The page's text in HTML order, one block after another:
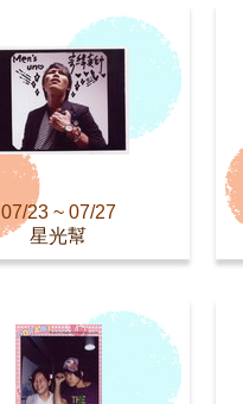
07/23 ~ 07/27
星光幫